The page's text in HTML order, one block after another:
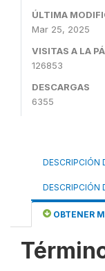
ÚLTIMA
Mar 25, 2025
VISITAS A LA
126853
DESCARGAS
6355
DESCRIPCIÓN
DESCRIPCIÓN
OBTENER